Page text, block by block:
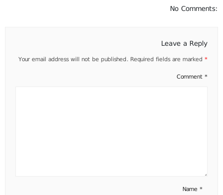
No Comments:
Leave a Reply
Your email address will not be published. Required fields are marked *
Comment *
Name *